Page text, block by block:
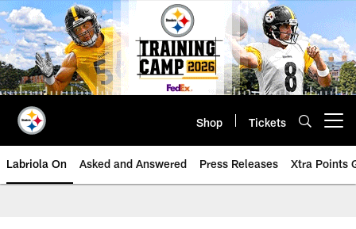
Skip
to
main
content
Shop Tickets
Labriola On Asked and Answered Press Releases Xtra Points